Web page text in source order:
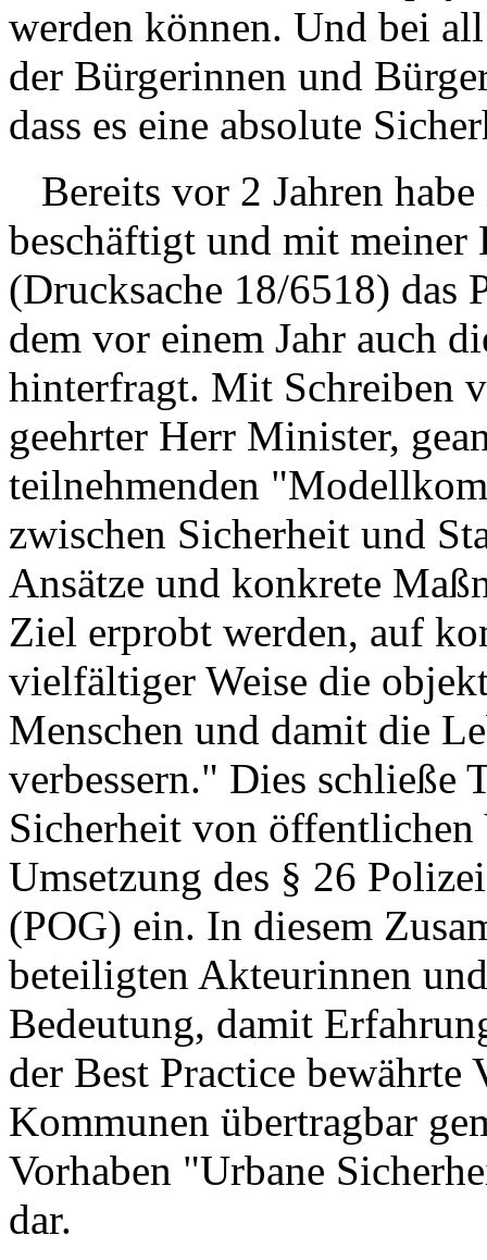
werden können. Und bei
der Bürgerinnen und
dass es eine absolute
Bereits vor 2 Jahren
beschäftigt und mit
(Drucksache 18/6518)
dem vor einem Jahr auch
hinterfragt. Mit Schreiben
geehrter Herr Minister,
teilnehmenden
zwischen Sicherheit und
Ansätze und konkrete
Ziel erprobt werden, auf
vielfältiger Weise die
Menschen und damit die
verbessern." Dies schließe
Sicherheit von öffentlichen
Umsetzung des § 26
(POG) ein. In diesem
beteiligten Akteurinnen
Bedeutung, damit
der Best Practice bewährte
Kommunen übertragbar
Vorhaben "Urbane
dar.